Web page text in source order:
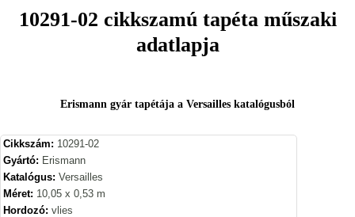
10291-02 cikkszamú tapéta műszaki
adatlapja
Erismann gyár tapétája a Versailles katalógusból
Cikkszám: 10291-02
Gyártó: Erismann
Katalógus: Versailles
Méret: 10,05 x 0,53 m
Hordozó: vlies